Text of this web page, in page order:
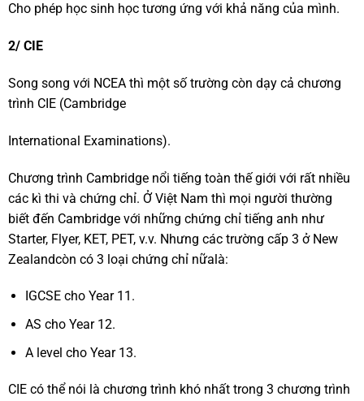
Cho phép học sinh học tương ứng với khả năng của mình.
2/ CIE
Song song với NCEA thì một số trường còn dạy cả chương
trình CIE (Cambridge
International Examinations).
Chương trình Cambridge nổi tiếng toàn thế giới với rất nhiều
các kì thi và chứng chỉ. Ở Việt Nam thì mọi người thường
biết đến Cambridge với những chứng chỉ tiếng anh như
Starter, Flyer, KET, PET, v.v. Nhưng các trường cấp 3 ở New
Zealandcòn có 3 loại chứng chỉ nữalà:
IGCSE cho Year 11.
AS cho Year 12.
A level cho Year 13.
CIE có thể nói là chương trình khó nhất trong 3 chương trình